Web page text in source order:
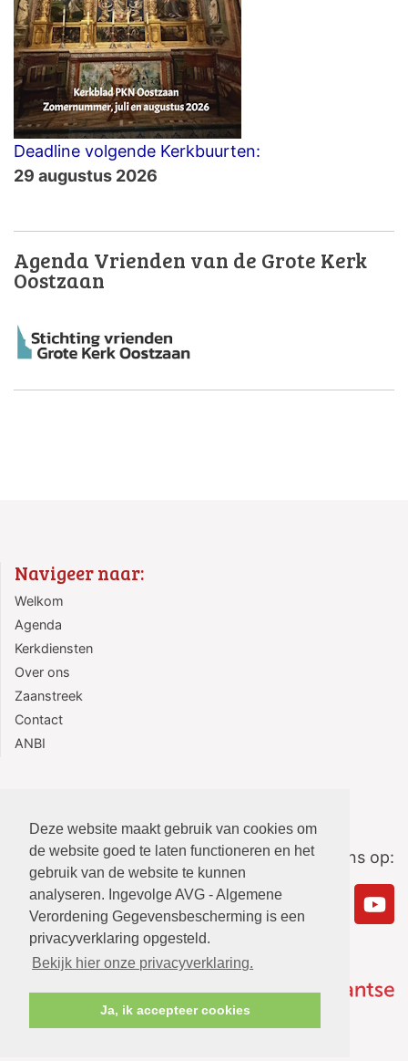
Deze website maakt gebruik van cookies om
de website goed te laten functioneren en het
gebruik van de website te kunnen
analyseren. Ingevolge AVG - Algemene
Verordening Gegevensbescherming is een
privacyverklaring opgesteld.
Bekijk hier onze privacyverklaring.
Ja, ik accepteer cookies
Deadline volgende Kerkbuurten:
29 augustus 2026
Agenda Vrienden van de Grote Kerk
Oostzaan
Navigeer naar:
Welkom
Agenda
Kerkdiensten
Over ons
Zaanstreek
Contact
ANBI
Volg ons op: